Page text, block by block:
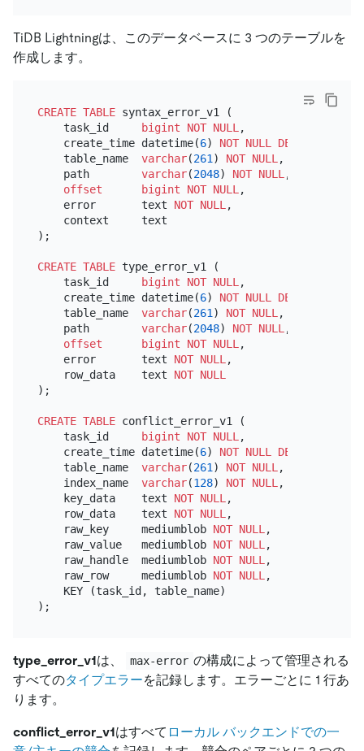
TiDB Lightningは、このデータベースに 3 つのテーブルを
作成します。
CREATE TABLE syntax_error_v1 (
    task_id
bigint NOT NULL ,
    create_time datetime(
6) NOT NULL DEFAULT
    table_name
varchar(261 ) NOT NULL ,
    path
varchar(2048) NOT NULL ,
offset
bigint NOT NULL ,
    error       text
NOT NULL ,
    context     text
);
CREATE TABLE type_error_v1 (
    task_id
bigint NOT NULL ,
    create_time datetime(
6) NOT NULL DEFAULT
    table_name
varchar(261 ) NOT NULL ,
    path
varchar(2048) NOT NULL ,
offset
bigint NOT NULL ,
    error       text
NOT NULL ,
    row_data    text
NOT NULL
);
CREATE TABLE conflict_error_v1 (
    task_id
bigint NOT NULL ,
    create_time datetime(
6) NOT NULL DEFAULT
    table_name
varchar(261 ) NOT NULL ,
    index_name
varchar(128) NOT NULL ,
    key_data    text
NOT NULL ,
    row_data    text
NOT NULL ,
    raw_key     mediumblob
NOT NULL ,
    raw_value   mediumblob
NOT NULL ,
    raw_handle  mediumblob
NOT NULL ,
    raw_row     mediumblob
NOT NULL ,
    KEY (task_id, table_name)
type_error_v1は、 max-error の構成によって管理される
すべてのタイプエラーを記録します。エラーごとに 1 行あ
ります。
conflict_error_v1はすべて ローカル バックエンドでの一